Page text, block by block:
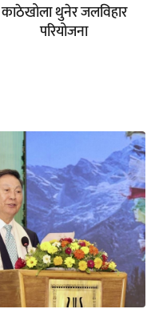
काठेखोला थुनेर जलविहार
परियोजना